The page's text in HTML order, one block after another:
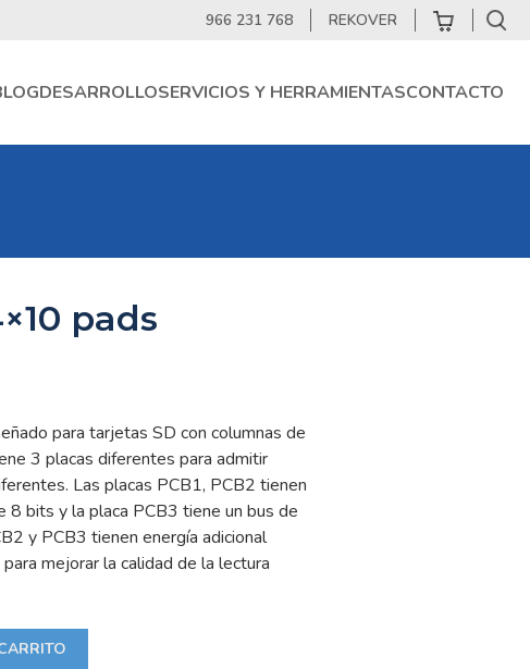
966 231 768 REKOVER
DESARROLLOSERVICIOS Y HERRAMIENTASCONTACTO
pads
para tarjetas SD con columnas de
3 placas diferentes para admitir
Las placas PCB1, PCB2 tienen
8 bits y la placa PCB3 tiene un bus de
y PCB3 tienen energía adicional
mejorar la calidad de la lectura